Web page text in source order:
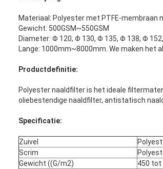
Materiaal: Polyester met PTFE-membraan
Gewicht: 500GSM~550GSM
Diameter: Φ 120, Φ 130, Φ 135, Φ 138, Φ
Lange: 1000mm~8000mm. We maken het
Productdefinitie:
Polyester naaldfilter is het ideale
oliebestendige naaldfilter, antistatisch
Specificatie:
Zuivel
Scrim
Gewicht ((G/m2)
450 tot